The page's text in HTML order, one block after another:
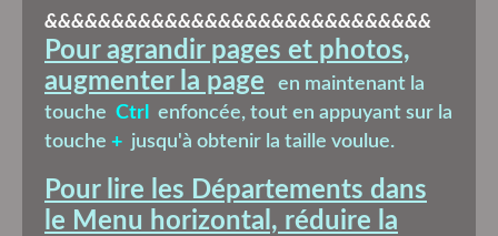
&&&&&&&&&&&&&&&&&&&&&&&&&&&&&
Pour agrandir pages et photos,
augmenter la page
en maintenant la
touche Ctrl
enfoncée, tout en appuyant sur la
touche + jusqu'à obtenir la taille voulue.
Pour lire les Départements dans
le Menu horizontal, réduire la